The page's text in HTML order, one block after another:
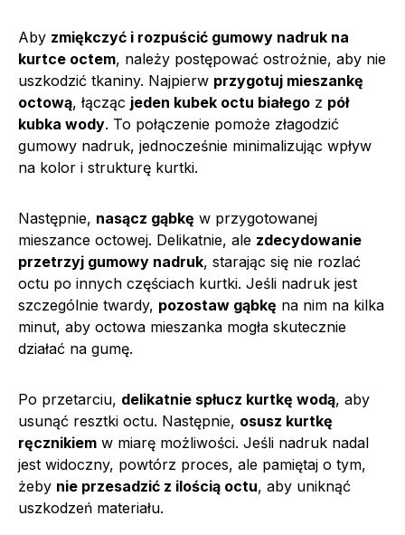
Aby zmiękczyć i rozpuścić gumowy nadruk na
kurtce octem, należy postępować ostrożnie, aby nie
uszkodzić tkaniny. Najpierw przygotuj mieszankę
octową, łącząc jeden kubek octu białego z pół
kubka wody. To połączenie pomoże złagodzić
gumowy nadruk, jednocześnie minimalizując wpływ
na kolor i strukturę kurtki.
Następnie, nasącz gąbkę w przygotowanej
mieszance octowej. Delikatnie, ale zdecydowanie
przetrzyj gumowy nadruk, starając się nie rozlać
octu po innych częściach kurtki. Jeśli nadruk jest
szczególnie twardy, pozostaw gąbkę na nim na kilka
minut, aby octowa mieszanka mogła skutecznie
działać na gumę.
Po przetarciu, delikatnie spłucz kurtkę wodą, aby
usunąć resztki octu. Następnie, osusz kurtkę
ręcznikiem w miarę możliwości. Jeśli nadruk nadal
jest widoczny, powtórz proces, ale pamiętaj o tym,
żeby nie przesadzić z ilością octu, aby uniknąć
uszkodzeń materiału.